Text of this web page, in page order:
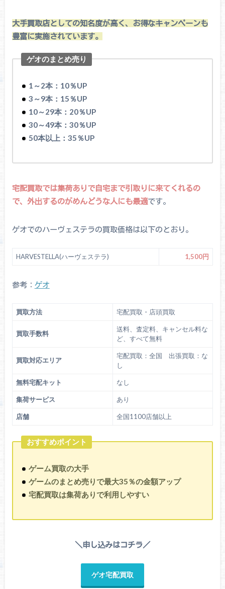
大手買取店としての知名度が高く、お得なキャンペーンも
豊富に実施されています。
ゲオのまとめ売り
1～2本：10％UP
3～9本：15％UP
10～29本：20％UP
30～49本：30％UP
50本以上：35％UP
宅配買取では集荷ありで自宅まで引取りに来てくれるの
で、外出するのがめんどうな人にも最適です。
ゲオでのハーヴェステラの買取価格は以下のとおり。
HARVESTELLA(ハーヴェステラ) 1,500円
参考： ゲオ
買取方法 宅配買取・店頭買取
買取手数料
送料、査定料、キャンセル料な
ど、すべて無料
買取対応エリア
宅配買取：全国 出張買取：な
し
無料宅配キット なし
集荷サービス あり
店舗 全国1100店舗以上
おすすめポイント
ゲーム買取の大手
ゲームのまとめ売りで最大35％の金額アップ
宅配買取は集荷ありで利用しやすい
＼申し込みはコチラ／
ゲオ宅配買取